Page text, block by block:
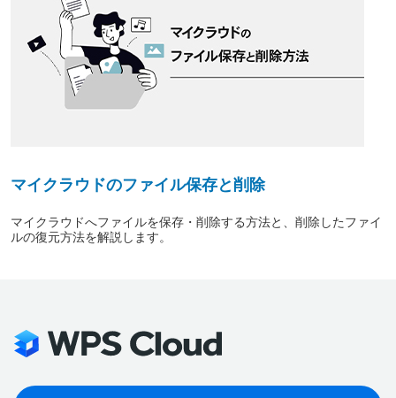
マイクラウドのファイル保存と削除
マイクラウドへファイルを保存・削除する方法と、削除したファイ
ルの復元方法を解説します。